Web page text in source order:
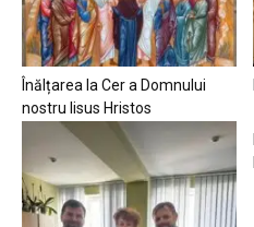
Înălțarea la Cer a Domnului
nostru Iisus Hristos